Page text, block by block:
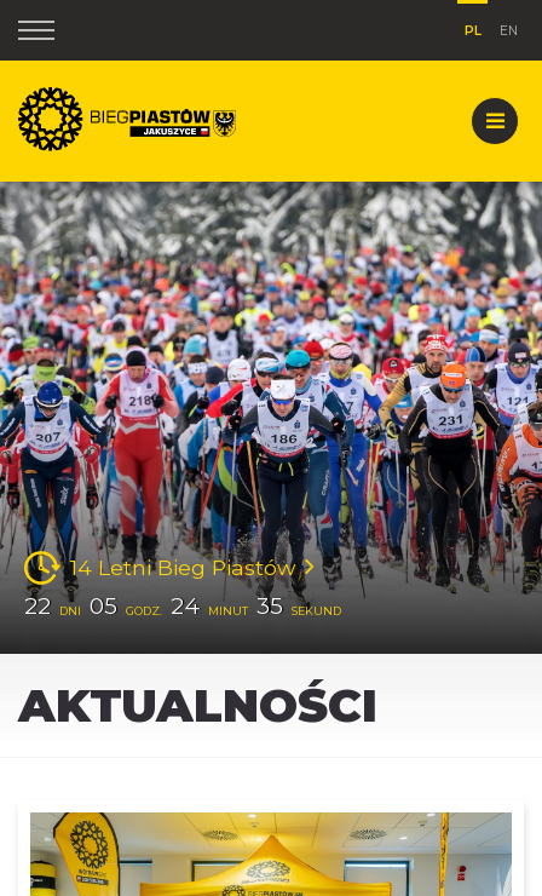
PL EN
14 Letni Bieg Piastów
22 DNI 05 GODZ. 24 MINUT 34 SEKUND
AKTUALNOŚCI